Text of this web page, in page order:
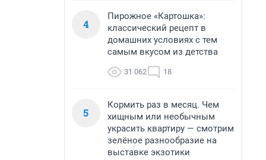
4
Пирожное «Картошка»:
классический рецепт в
домашних условиях с тем
самым вкусом из детства
31 062 18
5
Кормить раз в месяц. Чем
хищным или необычным
украсить квартиру — смотрим
зелёное разнообразие на
выставке экзотики